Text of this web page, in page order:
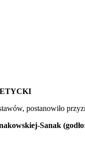
postanowiło
Sanak